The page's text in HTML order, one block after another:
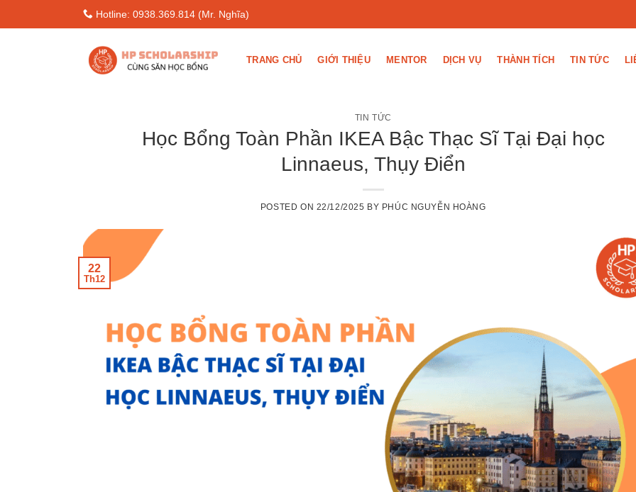
to
Hotline: 0938.369.814 (Mr. Nghĩa)
TRANG CHỦ GIỚI THIỆU MENTOR DỊCH VỤ THÀNH TÍCH TIN TỨC
TIN TỨC
Học Bổng Toàn Phần IKEA Bậc Thạc Sĩ Tại Đại học
Linnaeus, Thụy Điển
POSTED ON 22/12/2025 BY PHÚC NGUYỄN HOÀNG
22
Th12